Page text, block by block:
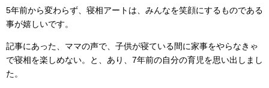
5年前から変わらず、寝相アートは、みんなを笑顔にするものである
事が嬉しいです。
記事にあった、ママの声で、子供が寝ている間に家事をやらなきゃ
で寝相を楽しめない。と、あり、7年前の自分の育児を思い出しまし
た。